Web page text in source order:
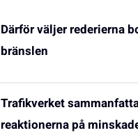
Därför väljer rederierna
bränslen
Trafikverket
reaktionerna på